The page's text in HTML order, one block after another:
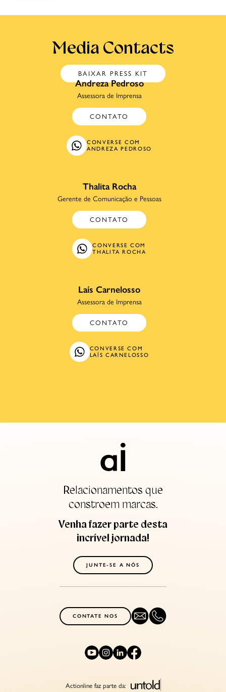
Media Contacts
BAIXAR PRESS KIT
Andreza Pedroso
Assessora de Imprensa
CONTATO
CONVERSE COM
ANDREZA PEDROSO
Thalita Rocha
Gerente de Comunicação e Pessoas
CONTATO
CONVERSE COM
THALITA ROCHA
Laís Carnelosso
Assessora de Imprensa
CONTATO
CONVERSE COM
LAÍS CARNELOSSO
Relacionamentos que
constroem marcas.
Venha fazer parte desta
incrível jornada!
JUNTE-SE A NÓS
CONTATE NOS
Actionline faz parte da: